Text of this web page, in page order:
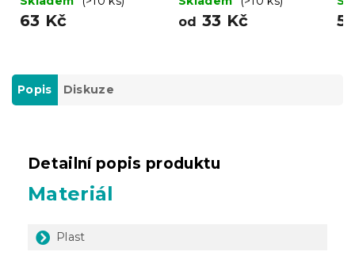
63 Kč od 33 Kč
Popis Diskuze
Detailní popis produktu
Materiál
Plast